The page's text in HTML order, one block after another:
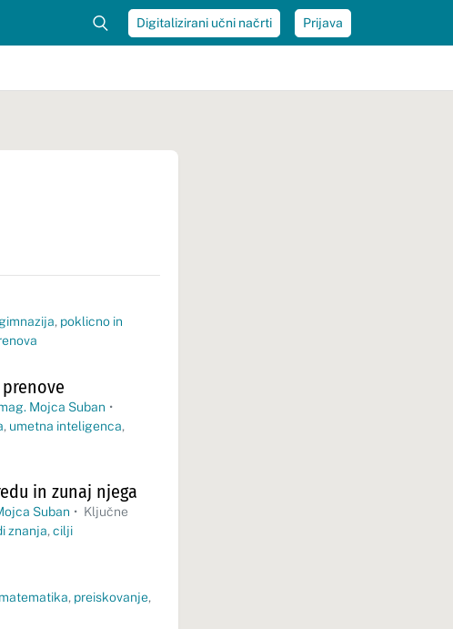
Digitalizirani učni načrti Prijava
gimnazija, poklicno in
Mojca Suban •
, umetna inteligenca,
in zunaj njega
Suban • Ključne
znanja, cilji
matematika, preiskovanje,